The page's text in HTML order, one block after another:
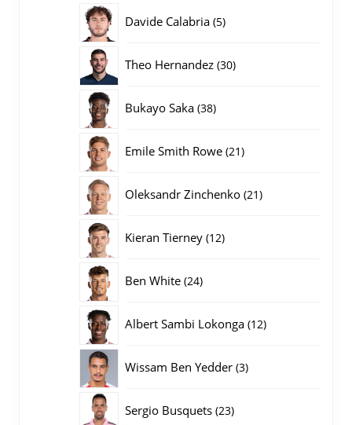
Davide Calabria 55
Theo Hernandez 3030
Bukayo Saka 3838
Emile Smith Rowe 2121
Oleksandr Zinchenko 2121
Kieran Tierney 1212
Ben White 2424
Albert Sambi Lokonga 1212
Wissam Ben Yedder 33
Sergio Busquets 2323